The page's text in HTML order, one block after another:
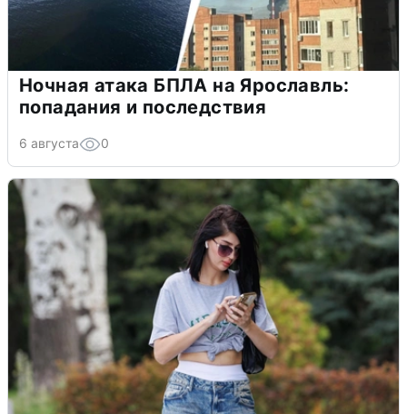
Ночная атака БПЛА на Ярославль:
попадания и последствия
6 августа 0